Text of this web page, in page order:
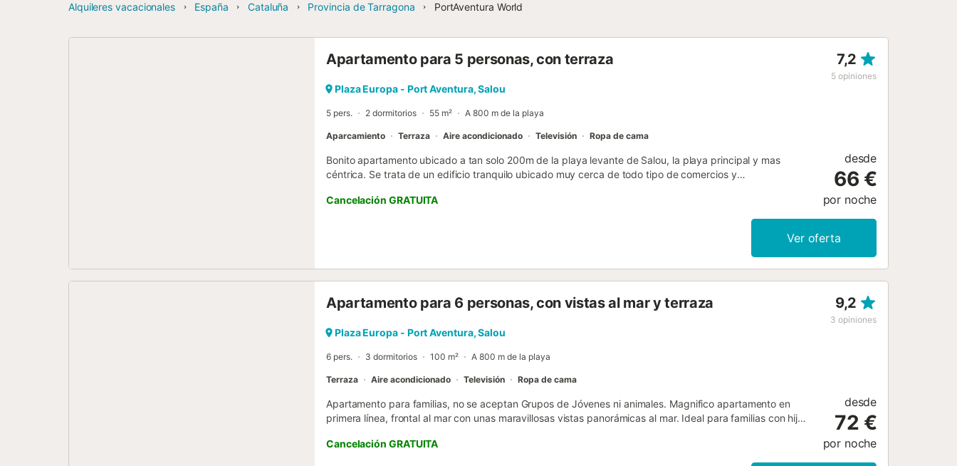
Alquileres vacacionales España Cataluña Provincia de Tarragona PortAventura World
Apartamento para 5 personas, con terraza 7,2
5 opiniones
Plaza Europa - Port Aventura, Salou
5 pers. 2 dormitorios 55 m² A 800 m de la playa
Aparcamiento Terraza Aire acondicionado Televisión Ropa de cama
Bonito apartamento ubicado a tan solo 200m de la playa levante de Salou, la playa principal y mas
céntrica. Se trata de un edificio tranquilo ubicado muy cerca de todo tipo de comercios y
de ellas con tres camas individuales y otra con dos camas individuales. Baño completo. Cocina individual,
salón comedor con dos espacios, uno para relajarse con sofá y televisión y otra zona en un espacio un
galeria/trastero donde esta la lavadora y pueden dejar las cosas de la playa, maletas... El apartamento
Cancelación GRATUITA
desde
66 €
por noche
Ver oferta
Apartamento para 6 personas, con vistas al mar y terraza 9,2
3 opiniones
Plaza Europa - Port Aventura, Salou
6 pers. 3 dormitorios 100 m² A 800 m de la playa
Terraza Aire acondicionado Televisión Ropa de cama
Apartamento para familias, no se aceptan Grupos de Jóvenes ni animales. Magnifico apartamento en
primera línea, frontal al mar con unas maravillosas vistas panorámicas al mar. Ideal para familias con hijos
niños corran por él mientras ustedes disfrutan de un agradable paseo, con gran variedad de restaurantes
y ocio a pocos metros de su apartamento. El Apartamento, está situado en primera línea, frontal al mar ,
Cancelación GRATUITA
desde
72 €
por noche